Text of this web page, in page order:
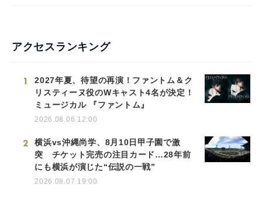
アクセスランキング
1
2027年夏、待望の再演！ファントム＆ク
リスティーヌ役のWキャスト4名が決定！
ミュージカル 『ファントム』
2026.08.06 12:00
2
横浜vs沖縄尚学、8月10日甲子園で激
突 チケット完売の注目カード…28年前
にも横浜が演じた“伝説の一戦”
2026.08.07 19:00